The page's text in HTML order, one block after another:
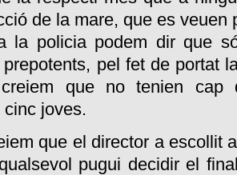
de la mare, que es veuen
la policia podem dir que
pel fet de portat
que no tenien cap
joves.
que el director a escollit
pugui decidir el